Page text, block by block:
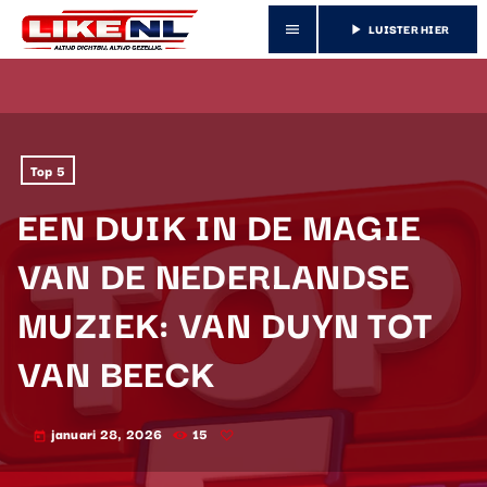
menu play_arrow LUISTER HIER
Top 5
EEN DUIK IN DE MAGIE
VAN DE NEDERLANDSE
MUZIEK: VAN DUYN TOT
VAN BEECK
today januari 28, 2026 15